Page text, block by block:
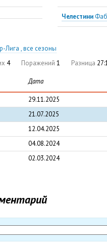
Челестини
Лига , все сезоны
4 Поражений 1 Разница
Дата
29.11.2025
21.07.2025
12.04.2025
04.08.2024
02.03.2024